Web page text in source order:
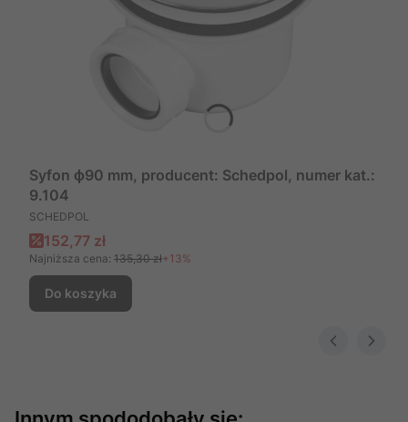
Syfon ɸ90 mm, producent: Schedpol, numer kat.:
9.104
PRODUCENT
SCHEDPOL
Cena promocyjna
152,77 zł
Najniższa cena: 135,30 zł+13%
Do koszyka